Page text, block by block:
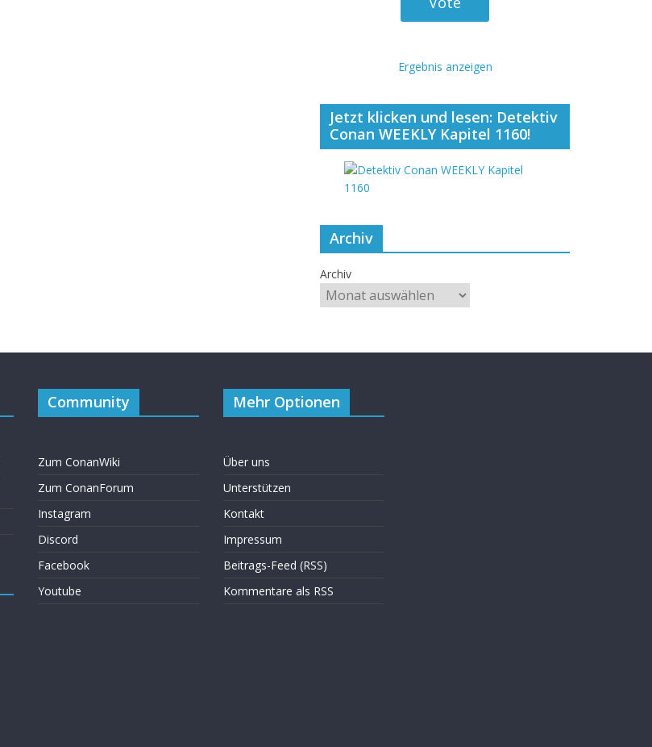
Ergebnis anzeigen
Jetzt klicken und lesen: Detektiv
Conan WEEKLY Kapitel 1160!
Archiv
Archiv
Community
Zum ConanWiki
Zum ConanForum
Instagram
Discord
Facebook
Youtube
Mehr Optionen
Über uns
Unterstützen
Kontakt
Impressum
Beitrags-Feed (RSS)
Kommentare als RSS